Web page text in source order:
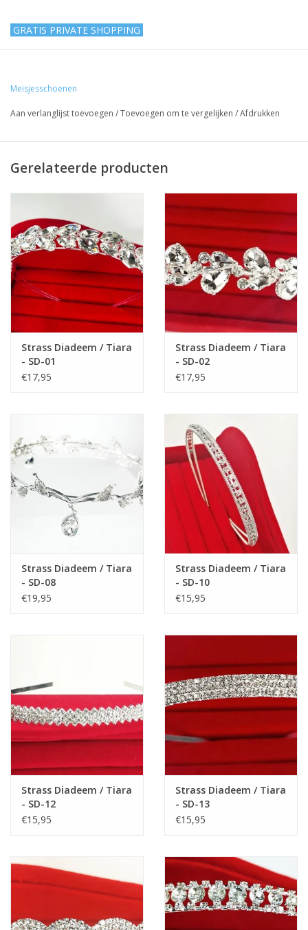
GRATIS PRIVATE SHOPPING
Lief, schattig meisjesschoen om een feestjurkje of een
bruidsmeisjesjurkje helemaal af te maken!
Om de correcte maat van de schoenen te bestellen,
Meet de afstand van de hiel tot het puntje van de grote teen, dit
is de voetlengte in centimeters.
Let op:
Voetlengte is niet hetzelfde als de lengte van de schoen. U
moet nog 1 cm erbij tellen, zodat u de maat van de schoen
hebt.
Bijv. lengte van de voetjes van hiel tot de grote teen is 19 cm,
tel er 1 cm erbij, dus totaal heeft u dan 20 cm. Kies de
schoenmaat die 20 cm is.
Maat 27: 18,5 cm
Maat 28: 19 cm
Maat 29: 19,5 cm
Maat 30: 20 cm
Maat 31: 20,5 cm
Maat 32: 21 cm
Maat 34: 22 cm
Maat 35: 22,5 cm
Maat 36: 23 cm
Meisjesschoenen
Aan verlanglijst toevoegen /Toevoegen om te vergelijken /Afdrukken
Gerelateerde producten
Strass Diadeem / Tiara
- SD-01
€17,95
Strass Diadeem / Tiara
- SD-02
€17,95
Strass Diadeem / Tiara
- SD-08
€19,95
Strass Diadeem / Tiara
- SD-10
€15,95
Strass Diadeem / Tiara
- SD-12
€15,95
Strass Diadeem / Tiara
- SD-13
€15,95